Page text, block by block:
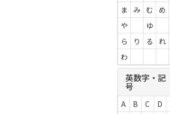
ま
み む め
や
ゆ
ら
り る れ
わ
英数字・記
号
A B C D